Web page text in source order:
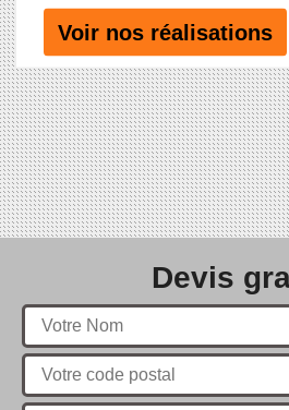
Voir nos réalisations
Devis